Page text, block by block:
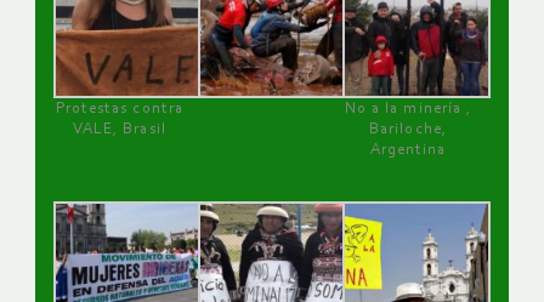
Protestas contra
VALE, Brasil
No a la minería ,
Bariloche,
Argentina